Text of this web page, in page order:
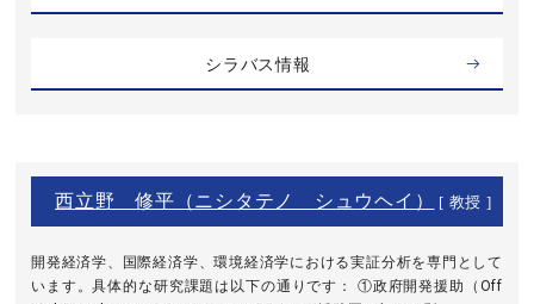
シラバス情報
西立野 修平（ニシタテノ シュウヘイ） [ 教授 ]
開発経済学、国際経済学、環境経済学における実証分析を専門として
います。具体的な研究課題は以下の通りです： ①政府開発援助（Off